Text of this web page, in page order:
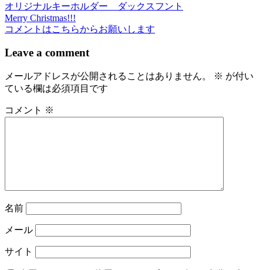
投
稿
ナ
ゲ
シ
オリジナルキーホルダー ダックスフント
Merry Christmas!!!
コメントはこちらからお願いします
Leave a comment
メールアドレスが公開されることはありません。 ※ が付い
ている欄は必須項目です
コメント ※
名前
メール
サイト